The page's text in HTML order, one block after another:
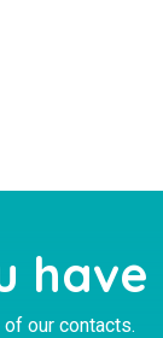
our contacts.